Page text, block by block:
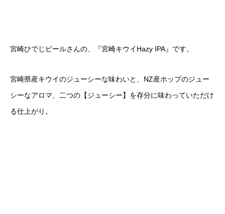
宮崎ひでじビールさんの、『宮崎キウイHazy IPA』です。
宮崎県産キウイのジューシーな味わいと、NZ産ホップのジュー
シーなアロマ、二つの【ジューシー】を存分に味わっていただけ
る仕上がり。